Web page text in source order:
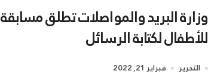
وزارة البريد والمواصلات تطلق مسابقة
للأطفال لكتابة الرسائل
التحرير فبراير 21, 2022